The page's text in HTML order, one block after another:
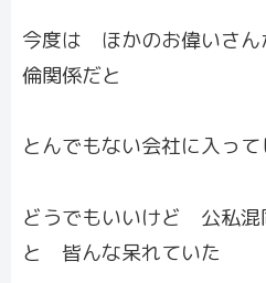
今度は ほかのお偉いさ
倫関係だと
とんでもない会社に入っ
どうでもいいけど 公私混
と 皆んな呆れていた